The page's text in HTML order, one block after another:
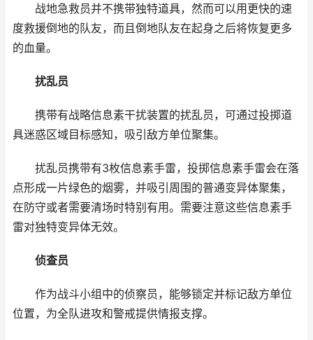
战地急救员并不携带独特道具，然而可以用更快的速
度救援倒地的队友，而且倒地队友在起身之后将恢复更多
的血量。
扰乱员
携带有战略信息素干扰装置的扰乱员，可通过投掷道
具迷惑区域目标感知，吸引敌方单位聚集。
扰乱员携带有3枚信息素手雷，投掷信息素手雷会在落
点形成一片绿色的烟雾，并吸引周围的普通变异体聚集，
在防守或者需要清场时特别有用。需要注意这些信息素手
雷对独特变异体无效。
侦查员
作为战斗小组中的侦察员，能够锁定并标记敌方单位
位置，为全队进攻和警戒提供情报支撑。